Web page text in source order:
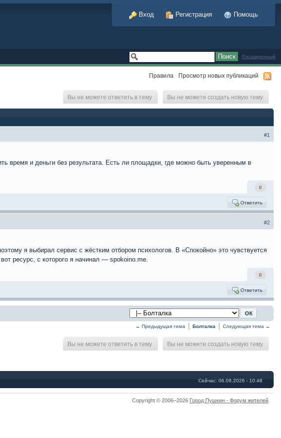
Вход Регистрация Помощь
Расширенный
Правила Просмотр новых публикаций
Вы не можете создать новую тему
Вы не можете ответить в тему
#1
время и деньги без результата. Есть ли площадки, где можно быть уверенным в
0
Ответить
#2
я выбирал сервис с жёстким отбором психологов. В «Спокойно» это чувствуется
ресурс, с которого я начинал — spokoino.me.
0
Ответить
← Предыдущая тема Болталка Следующая тема →
Вы не можете создать новую тему
Вы не можете ответить в тему
Сейчас: 06.08.2026 - 10:48
Copyright © 2006–2026 Город Пушкин - Форум жителей.